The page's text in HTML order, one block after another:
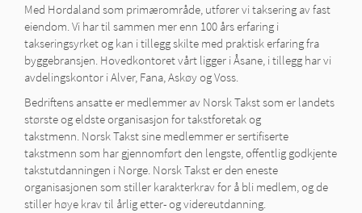
Med Hordaland som primærområde, utfører vi taksering av fast
eiendom. Vi har til sammen mer enn 100 års erfaring i
takseringsyrket og kan i tillegg skilte med praktisk erfaring fra
byggebransjen. Hovedkontoret vårt ligger i Åsane, i tillegg har vi
avdelingskontor i Alver, Fana, Askøy og Voss.
Bedriftens ansatte er medlemmer av Norsk Takst som er landets
største og eldste organisasjon for takstforetak og
takstmenn. Norsk Takst sine medlemmer er sertifiserte
takstmenn som har gjennomført den lengste, offentlig godkjente
takstutdanningen i Norge. Norsk Takst er den eneste
organisasjonen som stiller karakterkrav for å bli medlem, og de
stiller høye krav til årlig etter- og videreutdanning.